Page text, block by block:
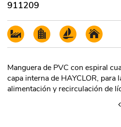
911209
Manguera de PVC con espiral
capa interna de HAYCLOR, para
alimentación y recirculación de